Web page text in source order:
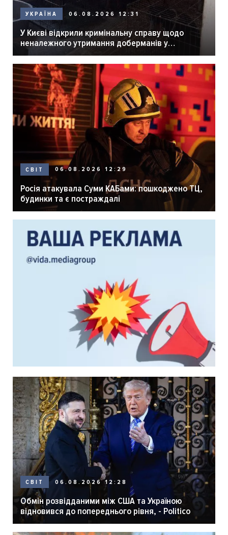
УКРАЇНА 06.08.2026 12:31
У Києві відкрили кримінальну справу щодо
неналежного утримання доберманів у
розпліднику
СВІТ 06.08.2026 12:29
Росія атакувала Суми КАБами: пошкоджено ТЦ,
будинки та є постраждалі
СВІТ 06.08.2026 12:28
Обмін розвідданими між США та Україною
відновився до попереднього рівня, - Politico